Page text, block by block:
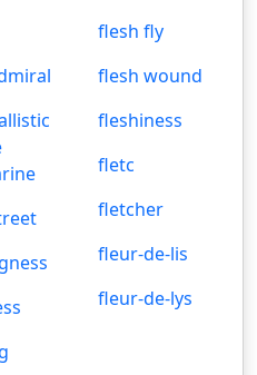
flesh fly
flesh wound
fleshiness
fletc
fletcher
fleur-de-lis
fleur-de-lys